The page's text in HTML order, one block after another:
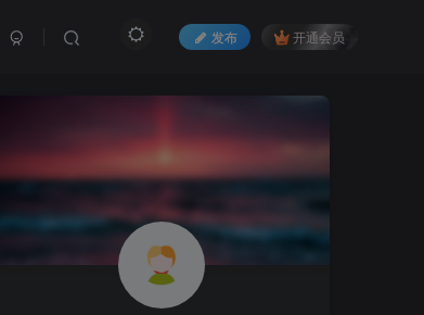
发布 开通会员